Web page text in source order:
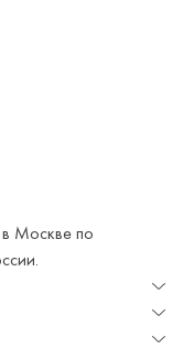
Москве по
доступна для